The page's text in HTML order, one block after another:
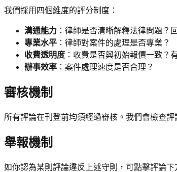
我們採用四個維度的評分制度：
溝通能力 ：律師是否清晰解釋法律問題？
專業水平 ：律師對案件的處理是否專業？
收費透明度 ：收費是否與初始報價一致？
辦事效率 ：案件處理速度是否合理？
審核機制
所有評論在刊登前均須經過審核。我們會檢查
舉報機制
如你認為某則評論違反上述守則，可點擊評論